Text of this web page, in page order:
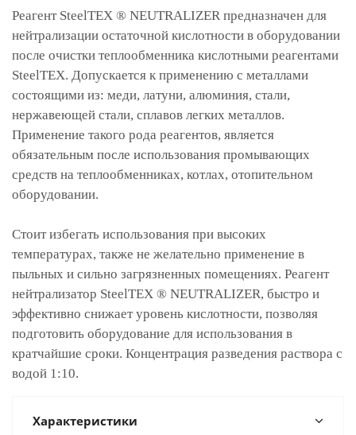
Реагент SteelTEX ® NEUTRALIZER предназначен для
нейтрализации остаточной кислотности в оборудовании
после очистки теплообменника кислотными реагентами
SteelTEX. Допускается к применению с металлами
состоящими из: меди, латуни, алюминия, стали,
нержавеющей стали, сплавов легких металлов.
Применение такого рода реагентов, является
обязательным после использования промывающих
средств на теплообменниках, котлах, отопительном
оборудовании.
Стоит избегать использования при высоких
температурах, также не желательно применение в
пыльных и сильно загрязненных помещениях. Реагент
нейтрализатор SteelTEX ® NEUTRALIZER, быстро и
эффективно снижает уровень кислотности, позволяя
подготовить оборудование для использования в
кратчайшие сроки. Концентрация разведения раствора с
водой 1:10.
Характеристики